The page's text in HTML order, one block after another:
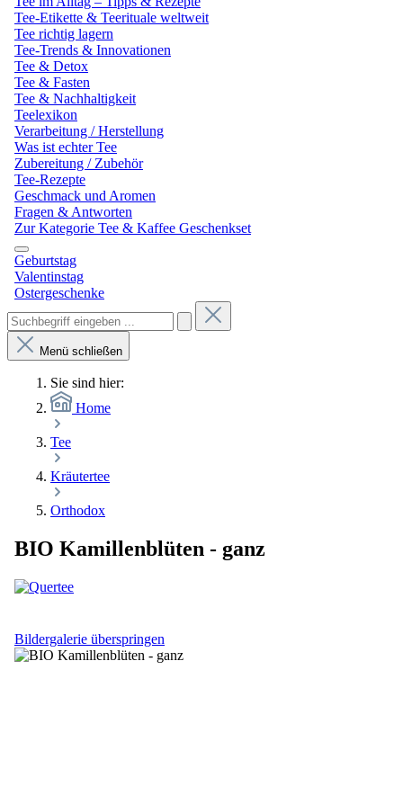
Tee-Etikette & Teerituale weltweit
Tee richtig lagern
Tee-Trends & Innovationen
Tee & Detox
Tee & Fasten
Tee & Nachhaltigkeit
Teelexikon
Verarbeitung / Herstellung
Was ist echter Tee
Zubereitung / Zubehör
Tee-Rezepte
Geschmack und Aromen
Fragen & Antworten
Zur Kategorie Tee & Kaffee Geschenkset
Geburtstag
Valentinstag
Ostergeschenke
Menü schließen
Sie sind hier:
Home
Tee
Kräutertee
Orthodox
BIO Kamillenblüten - ganz
Bildergalerie überspringen